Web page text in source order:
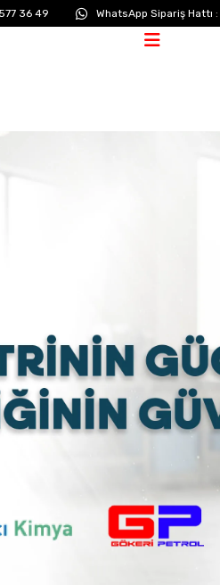
36 49 WhatsApp Sipariş Hattı :